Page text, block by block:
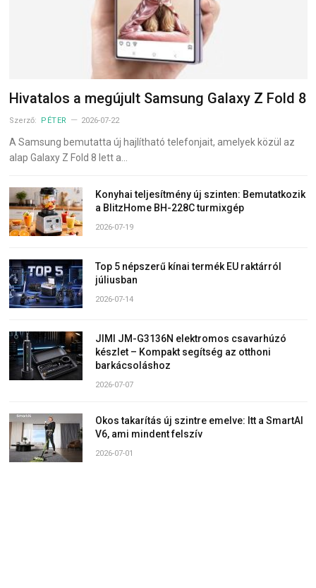
Hivatalos a megújult Samsung Galaxy Z Fold 8
Szerző: PÉTER 2026-07-22
A Samsung bemutatta új hajlítható telefonjait, amelyek közül az
alap Galaxy Z Fold 8 lett a…
Konyhai teljesítmény új szinten: Bemutatkozik
a BlitzHome BH-228C turmixgép
2026-07-19
Top 5 népszerű kínai termék EU raktárról
júliusban
2026-07-14
JIMI JM-G3136N elektromos csavarhúzó
készlet – Kompakt segítség az otthoni
barkácsoláshoz
2026-07-07
Okos takarítás új szintre emelve: Itt a SmartAI
V6, ami mindent felszív
2026-07-01